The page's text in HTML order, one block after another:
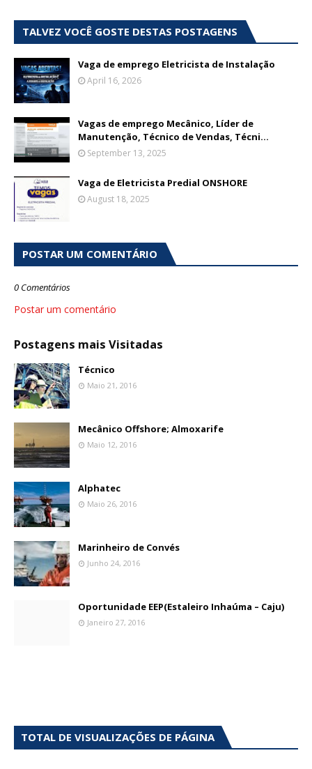
TALVEZ VOCÊ GOSTE DESTAS POSTAGENS
Vaga de emprego Eletricista de Instalação
April 16, 2026
Vagas de emprego Mecânico, Líder de
Manutenção, Técnico de Vendas, Técni...
September 13, 2025
Vaga de Eletricista Predial ONSHORE
August 18, 2025
POSTAR UM COMENTÁRIO
0 Comentários
Postar um comentário
Postagens mais Visitadas
Técnico
Maio 21, 2016
Mecânico Offshore; Almoxarife
Maio 12, 2016
Alphatec
Maio 26, 2016
Marinheiro de Convés
Junho 24, 2016
Oportunidade EEP(Estaleiro Inhaúma – Caju)
Janeiro 27, 2016
TOTAL DE VISUALIZAÇÕES DE PÁGINA